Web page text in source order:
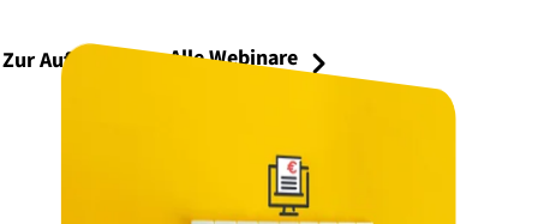
Zur AufzeichnungAlle Webinare